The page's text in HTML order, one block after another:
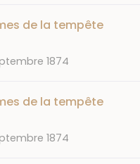
de la tempête
1874
de la tempête
1874